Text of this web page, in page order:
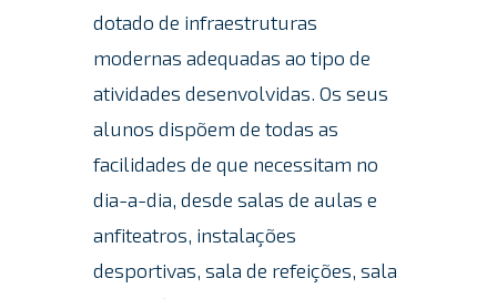
dotado de infraestruturas
modernas adequadas ao tipo de
atividades desenvolvidas. Os seus
alunos dispõem de todas as
facilidades de que necessitam no
dia-a-dia, desde salas de aulas e
anfiteatros, instalações
desportivas, sala de refeições, sala